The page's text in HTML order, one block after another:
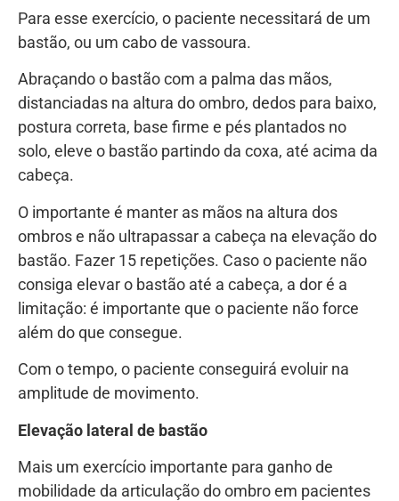
Para esse exercício, o paciente necessitará de um
bastão, ou um cabo de vassoura.
Abraçando o bastão com a palma das mãos,
distanciadas na altura do ombro, dedos para baixo,
postura correta, base firme e pés plantados no
solo, eleve o bastão partindo da coxa, até acima da
cabeça.
O importante é manter as mãos na altura dos
ombros e não ultrapassar a cabeça na elevação do
bastão. Fazer 15 repetições. Caso o paciente não
consiga elevar o bastão até a cabeça, a dor é a
limitação: é importante que o paciente não force
além do que consegue.
Com o tempo, o paciente conseguirá evoluir na
amplitude de movimento.
Elevação lateral de bastão
Mais um exercício importante para ganho de
mobilidade da articulação do ombro em pacientes